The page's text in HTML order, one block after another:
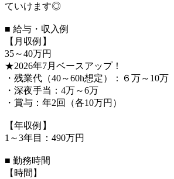
ていけます◎
■ 給与・収入例
【月収例】
35～40万円
★2026年7月ベースアップ！
・残業代（40～60h想定）：６万～10万
・深夜手当：4万～6万
・賞与：年2回（各10万円）
【年収例】
1～3年目：490万円
■ 勤務時間
【時間】